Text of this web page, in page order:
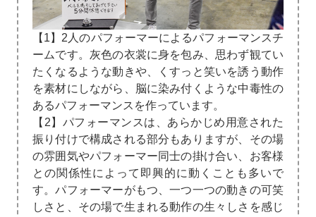
【1】2人のパフォーマーによるパフォーマンスチ
ームです。灰色の衣裳に身を包み、思わず観てい
たくなるような動きや、くすっと笑いを誘う動作
を素材にしながら、脳に染み付くような中毒性の
あるパフォーマンスを作っています。
【2】パフォーマンスは、あらかじめ用意された
振り付けで構成される部分もありますが、その場
の雰囲気やパフォーマー同士の掛け合い、お客様
との関係性によって即興的に動くことも多いで
す。パフォーマーがもつ、一つ一つの動きの可笑
しさと、その場で生まれる動作の生々しさを感じ